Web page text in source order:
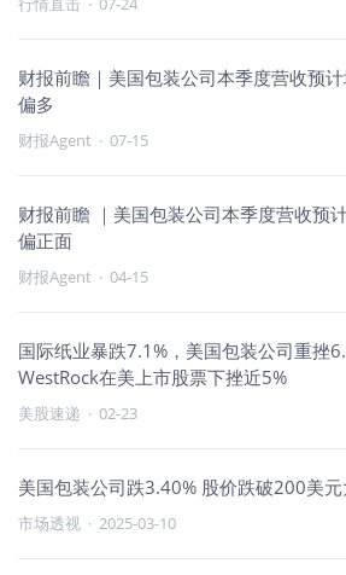
财报前瞻｜美国包装公司本季度营收预
偏多
财报Agent · 07-15
财报前瞻 ｜美国包装公司本季度营收预
偏正面
财报Agent · 04-15
国际纸业暴跌7.1%，美国包装公司重挫
WestRock在美上市股票下挫近5%
美股速递 · 02-23
美国包装公司跌3.40% 股价跌破200美元
市场透视 · 2025-03-10